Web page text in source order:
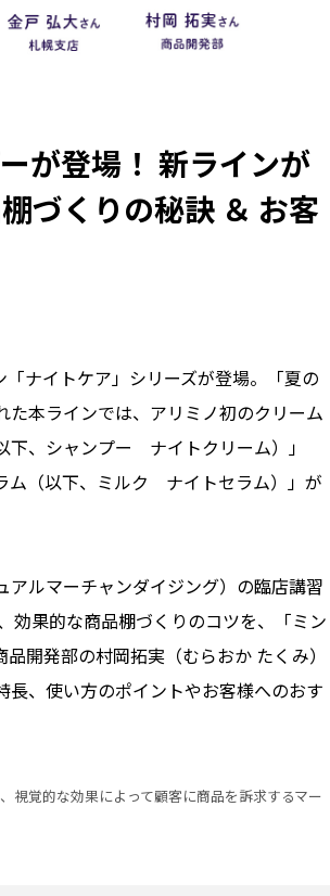
が登場！ 新ラインが
づくりの秘訣 ＆ お客
ナイトケア」シリーズが登場。「夏の
本ラインでは、アリミノ初のクリーム
、シャンプー ナイトクリーム）」
（以下、ミルク ナイトセラム）」が
ルマーチャンダイジング）の臨店講習
効果的な商品棚づくりのコツを、「ミン
開発部の村岡拓実（むらおか たくみ）
、使い方のポイントやお客様へのおす
視覚的な効果によって顧客に商品を訴求するマー